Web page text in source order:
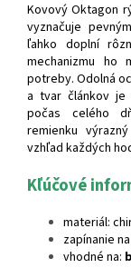
Kovový Oktagon
vyznačuje
ľahko doplní
mechanizmu ho
potreby. Odolná
a tvar článkov je
počas celého
remienku
vzhľad každých
Kľúčové
materiál:
zapínanie
vhodné na: